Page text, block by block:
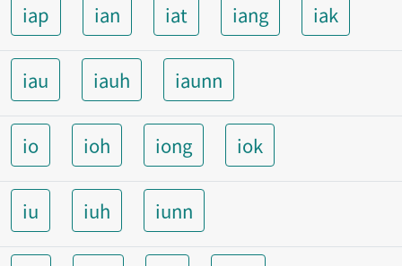
iap
ian iat iang iak
iau iauh iaunn
io ioh iong iok
iu iuh iunn